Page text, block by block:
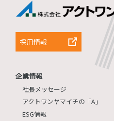
採用情報
企業情報
社長メッセージ
アクトワンヤマイチの「A」
ESG情報